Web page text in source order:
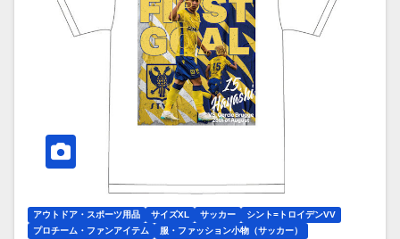
アウトドア・スポーツ用品 サイズXL サッカー
シント=トロイデンVV
プロチーム・ファンアイテム
服・ファッション小物（サッカー）